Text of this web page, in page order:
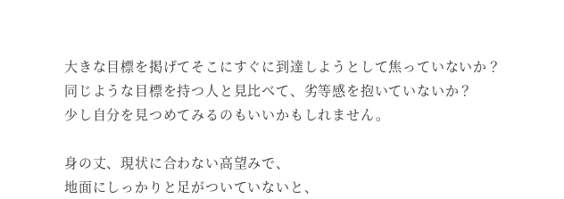
大きな目標を掲げてそこにすぐに到達しようとして焦っていないか？
同じような目標を持つ人と見比べて、劣等感を抱いていないか？
少し自分を見つめてみるのもいいかもしれません。
身の丈、現状に合わない高望みで、
地面にしっかりと足がついていないと、